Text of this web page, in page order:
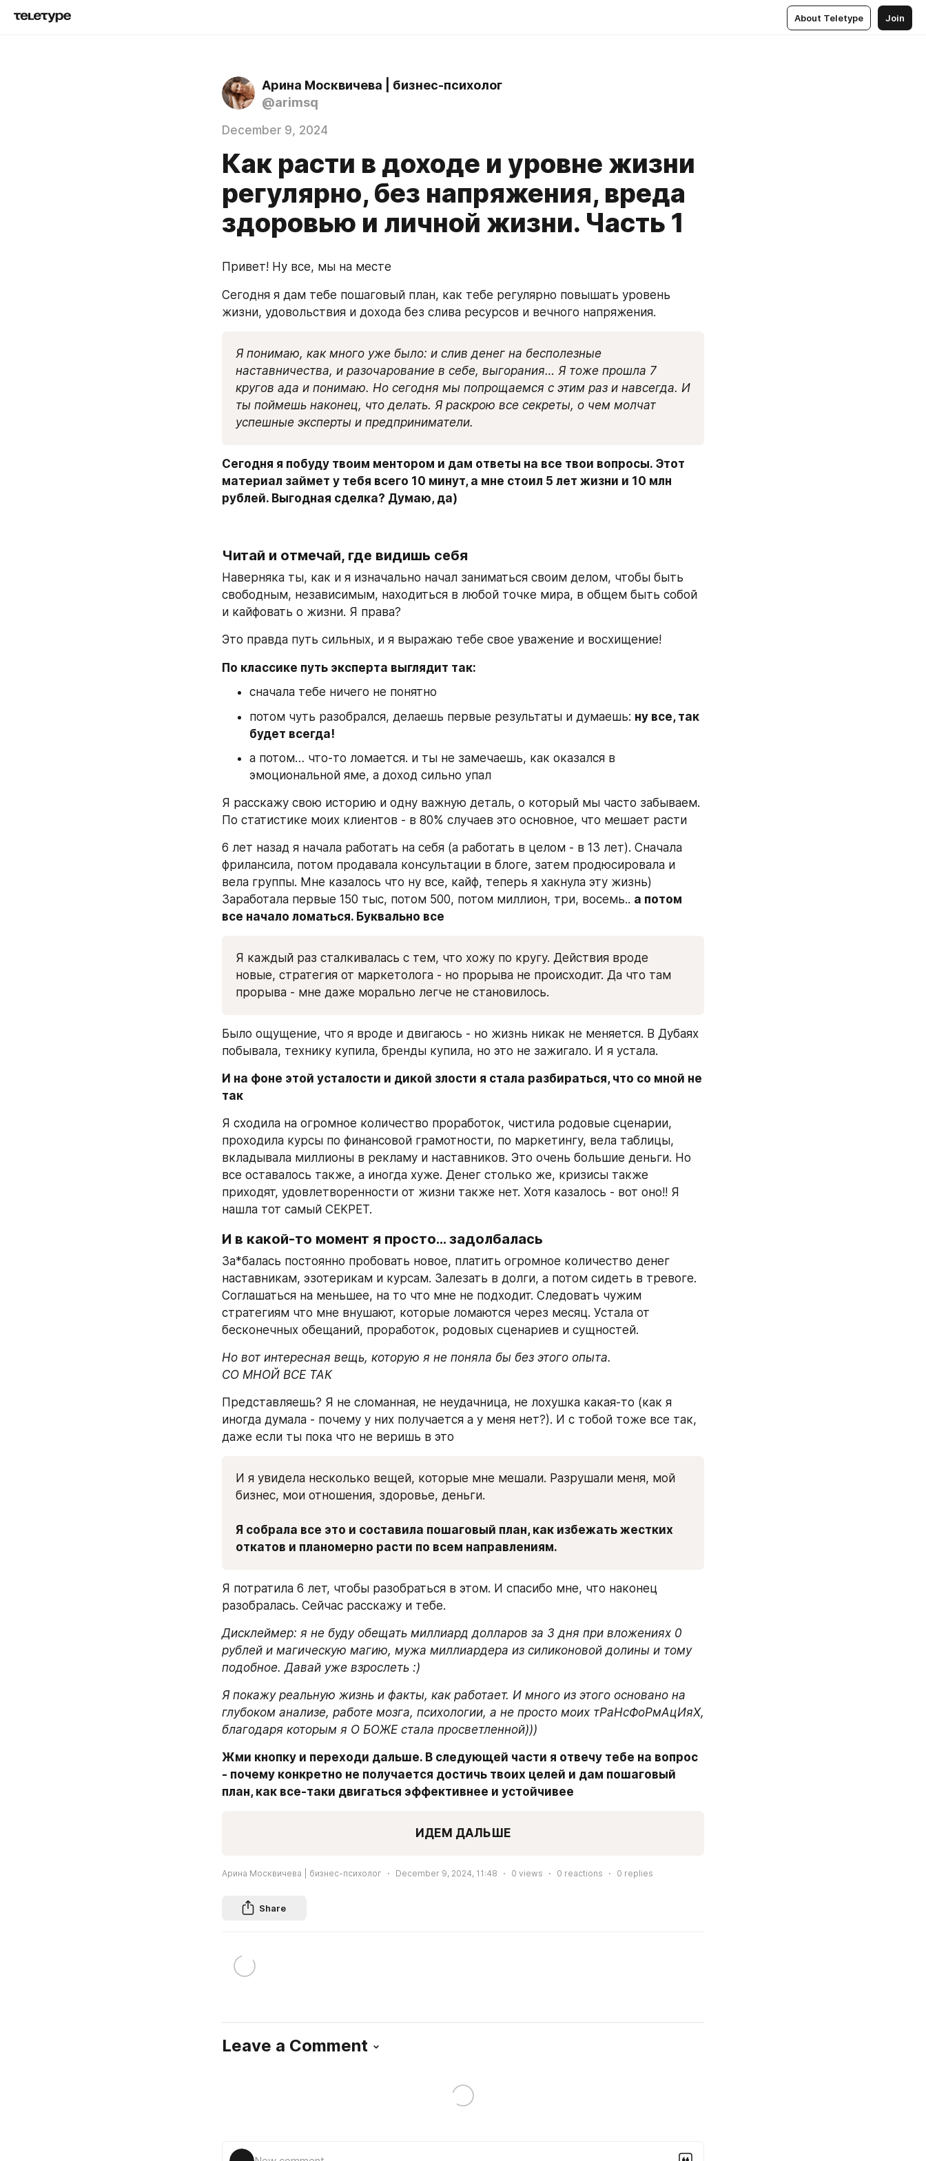
About Teletype Join
Арина Москвичева | бизнес-психолог
@arimsq
December 9, 2024
Как расти в доходе и уровне жизни
регулярно, без напряжения, вреда
здоровью и личной жизни. Часть 1
Привет! Ну все, мы на месте
Сегодня я дам тебе пошаговый план, как тебе регулярно повышать уровень
жизни, удовольствия и дохода без слива ресурсов и вечного напряжения.
Я понимаю, как много уже было: и слив денег на бесполезные
наставничества, и разочарование в себе, выгорания… Я тоже прошла 7
кругов ада и понимаю. Но сегодня мы попрощаемся с этим раз и навсегда. И
ты поймешь наконец, что делать. Я раскрою все секреты, о чем молчат
успешные эксперты и предприниматели.
Сегодня я побуду твоим ментором и дам ответы на все твои вопросы. Этот
материал займет у тебя всего 10 минут, а мне стоил 5 лет жизни и 10 млн
рублей. Выгодная сделка? Думаю, да)
Читай и отмечай, где видишь себя
Наверняка ты, как и я изначально начал заниматься своим делом, чтобы быть
свободным, независимым, находиться в любой точке мира, в общем быть собой
и кайфовать о жизни. Я права?
Это правда путь сильных, и я выражаю тебе свое уважение и восхищение!
По классике путь эксперта выглядит так:
сначала тебе ничего не понятно
потом чуть разобрался, делаешь первые результаты и думаешь: ну все, так
будет всегда!
а потом… что-то ломается. и ты не замечаешь, как оказался в
эмоциональной яме, а доход сильно упал
Я расскажу свою историю и одну важную деталь, о который мы часто забываем.
По статистике моих клиентов - в 80% случаев это основное, что мешает расти
6 лет назад я начала работать на себя (а работать в целом - в 13 лет). Сначала
фрилансила, потом продавала консультации в блоге, затем продюсировала и
вела группы. Мне казалось что ну все, кайф, теперь я хакнула эту жизнь)
Заработала первые 150 тыс, потом 500, потом миллион, три, восемь.. а потом
все начало ломаться. Буквально все
Я каждый раз сталкивалась с тем, что хожу по кругу. Действия вроде
новые, стратегия от маркетолога - но прорыва не происходит. Да что там
прорыва - мне даже морально легче не становилось.
Было ощущение, что я вроде и двигаюсь - но жизнь никак не меняется. В Дубаях
побывала, технику купила, бренды купила, но это не зажигало. И я устала.
И на фоне этой усталости и дикой злости я стала разбираться, что со мной не
так
Я сходила на огромное количество проработок, чистила родовые сценарии,
проходила курсы по финансовой грамотности, по маркетингу, вела таблицы,
вкладывала миллионы в рекламу и наставников. Это очень большие деньги. Но
все оставалось также, а иногда хуже. Денег столько же, кризисы также
приходят, удовлетворенности от жизни также нет. Хотя казалось - вот оно!! Я
нашла тот самый СЕКРЕТ.
И в какой-то момент я просто... задолбалась
За*балась постоянно пробовать новое, платить огромное количество денег
наставникам, эзотерикам и курсам. Залезать в долги, а потом сидеть в тревоге.
Соглашаться на меньшее, на то что мне не подходит. Следовать чужим
стратегиям что мне внушают, которые ломаются через месяц. Устала от
бесконечных обещаний, проработок, родовых сценариев и сущностей.
Но вот интересная вещь, которую я не поняла бы без этого опыта.
СО МНОЙ ВСЕ ТАК
Представляешь? Я не сломанная, не неудачница, не лохушка какая-то (как я
иногда думала - почему у них получается а у меня нет?). И с тобой тоже все так,
даже если ты пока что не веришь в это
И я увидела несколько вещей, которые мне мешали. Разрушали меня, мой
бизнес, мои отношения, здоровье, деньги.
Я собрала все это и составила пошаговый план, как избежать жестких
откатов и планомерно расти по всем направлениям.
Я потратила 6 лет, чтобы разобраться в этом. И спасибо мне, что наконец
разобралась. Сейчас расскажу и тебе.
Дисклеймер: я не буду обещать миллиард долларов за 3 дня при вложениях 0
рублей и магическую магию, мужа миллиардера из силиконовой долины и тому
подобное. Давай уже взрослеть :)
Я покажу реальную жизнь и факты, как работает. И много из этого основано на
глубоком анализе, работе мозга, психологии, а не просто моих тРаНсФоРмАцИяХ,
благодаря которым я О БОЖЕ стала просветленной)))
Жми кнопку и переходи дальше. В следующей части я отвечу тебе на вопрос
- почему конкретно не получается достичь твоих целей и дам пошаговый
план, как все-таки двигаться эффективнее и устойчивее
ИДЕМ ДАЛЬШЕ
Арина Москвичева | бизнес-психолог December 9, 2024, 11:48 0 views 0 reactions 0 replies
Share
Leave a Comment